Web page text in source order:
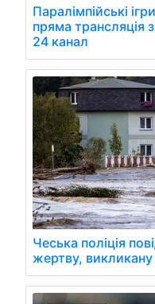
Паралімпійські
пряма трансляція
24 канал
Чеська поліція
жертву,